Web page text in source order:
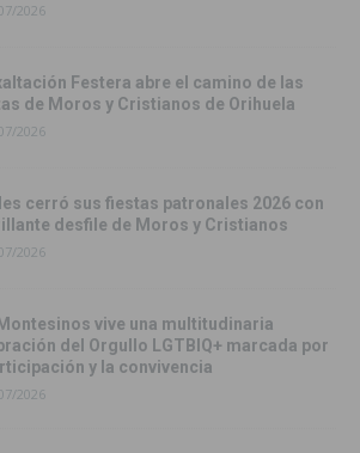
2026
Festera abre el camino de las
de Moros y Cristianos de Orihuela
2026
cerró sus fiestas patronales 2026 con
desfile de Moros y Cristianos
2026
vive una multitudinaria
del Orgullo LGTBIQ+ marcada por
y la convivencia
2026